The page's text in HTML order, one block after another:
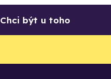
Chci být u toho